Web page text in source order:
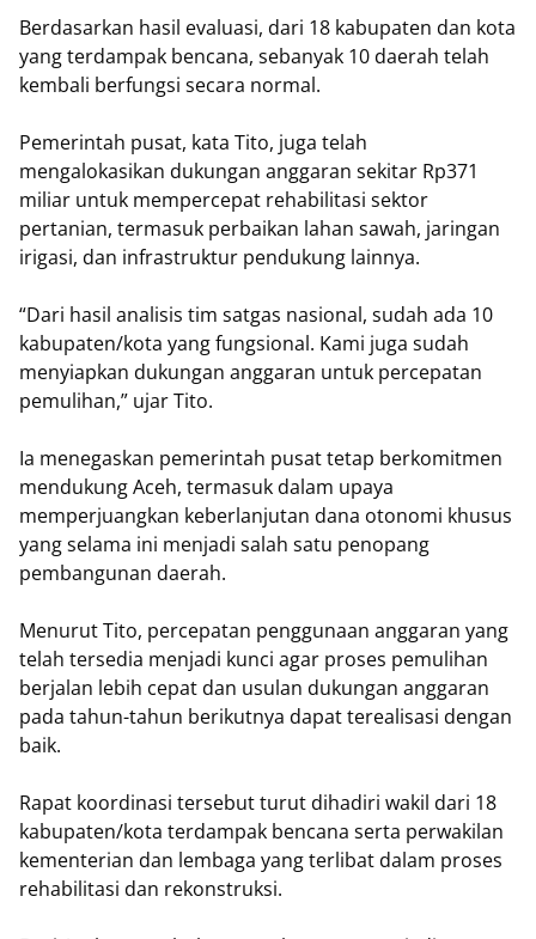
Berdasarkan hasil evaluasi, dari 18 kabupaten dan kota
yang terdampak bencana, sebanyak 10 daerah telah
kembali berfungsi secara normal.
Pemerintah pusat, kata Tito, juga telah
mengalokasikan dukungan anggaran sekitar Rp371
miliar untuk mempercepat rehabilitasi sektor
pertanian, termasuk perbaikan lahan sawah, jaringan
irigasi, dan infrastruktur pendukung lainnya.
“Dari hasil analisis tim satgas nasional, sudah ada 10
kabupaten/kota yang fungsional. Kami juga sudah
menyiapkan dukungan anggaran untuk percepatan
pemulihan,” ujar Tito.
Ia menegaskan pemerintah pusat tetap berkomitmen
mendukung Aceh, termasuk dalam upaya
memperjuangkan keberlanjutan dana otonomi khusus
yang selama ini menjadi salah satu penopang
pembangunan daerah.
Menurut Tito, percepatan penggunaan anggaran yang
telah tersedia menjadi kunci agar proses pemulihan
berjalan lebih cepat dan usulan dukungan anggaran
pada tahun-tahun berikutnya dapat terealisasi dengan
baik.
Rapat koordinasi tersebut turut dihadiri wakil dari 18
kabupaten/kota terdampak bencana serta perwakilan
kementerian dan lembaga yang terlibat dalam proses
rehabilitasi dan rekonstruksi.